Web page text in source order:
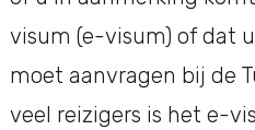
visum (e-visum) of dat
moet aanvragen bij de
veel reizigers is het e-